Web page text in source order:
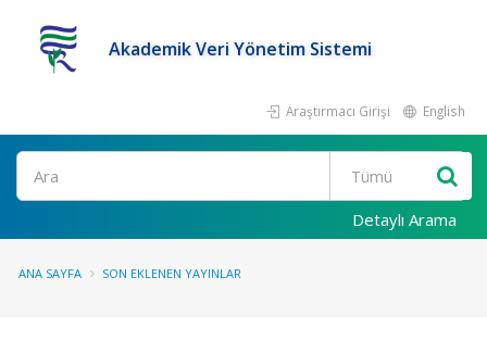
Akademik Veri Yönetim Sistemi
Araştırmacı Girişi English
Ara
Detaylı Arama
ANA SAYFA SON EKLENEN YAYINLAR